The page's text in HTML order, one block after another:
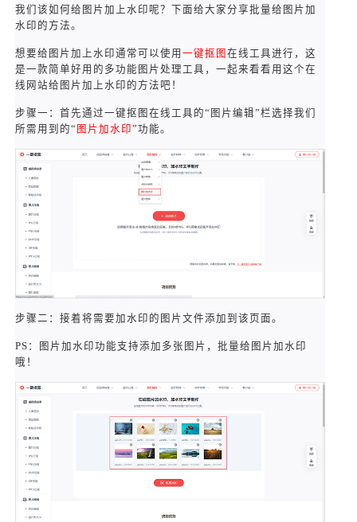
我们该如何给图片加上水印呢？下面给大家分享批量给图片加
水印的方法。
想要给图片加上水印通常可以使用 一键抠图 在线工具进行，这
是一款简单好用的多功能图片处理工具，一起来看看用这个在
线网站给图片加上水印的方法吧！
步骤一：首先通过一键抠图在线工具的“图片编辑”栏选择我们
所需用到的“ 图片加水印”功能。
步骤二：接着将需要加水印的图片文件添加到该页面。
PS：图片加水印功能支持添加多张图片，批量给图片加水印
哦！